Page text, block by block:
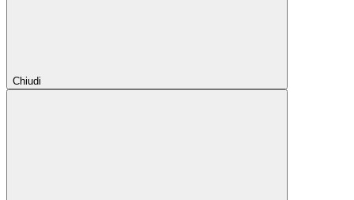
Chiudi